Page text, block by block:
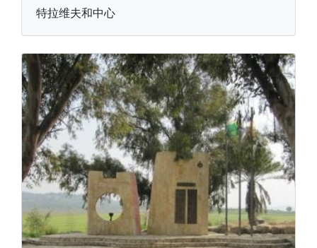
特拉维夫和中心